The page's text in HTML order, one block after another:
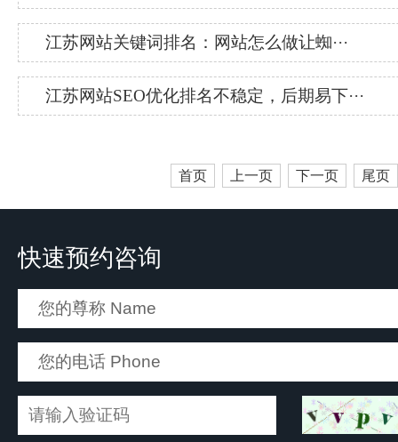
江苏网站关键词排名：网站怎么做让蜘···
江苏网站SEO优化排名不稳定，后期易下···
首页 上一页 下一页 尾页
快速预约咨询